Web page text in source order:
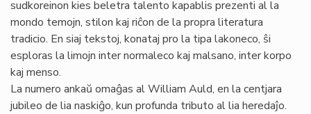
sudkoreinon kies beletra talento kapablis prezenti al la
mondo temojn, stilon kaj riĉon de la propra literatura
tradicio. En siaj tekstoj, konataj pro la tipa lakoneco, ŝi
esploras la limojn inter normaleco kaj malsano, inter korpo
kaj menso.
La numero ankaŭ omaĝas al William Auld, en la centjara
jubileo de lia naskiĝo, kun profunda tributo al lia heredaĵo.